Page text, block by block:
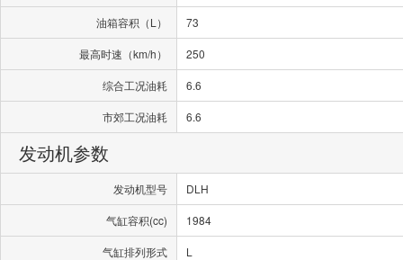
油箱容积（L） 73
最高时速（km/h） 250
综合工况油耗 6.6
市郊工况油耗 6.6
发动机参数
发动机型号 DLH
气缸容积(cc) 1984
气缸排列形式 L